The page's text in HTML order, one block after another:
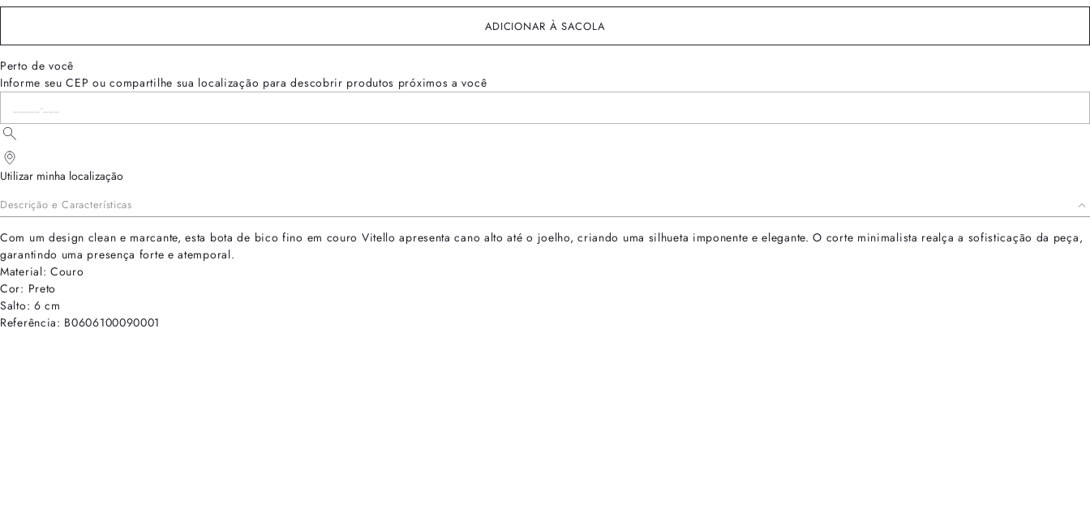
ADICIONAR À SACOLA
Perto de você
Informe seu CEP ou compartilhe sua localização para descobrir produtos próximos a você
Utilizar minha localização
Descrição e Características
Com um design clean e marcante, esta bota de bico fino em couro Vitello apresenta cano alto até o joelho, criando uma silhueta imponente e elegante. O corte minimalista realça a sofisticação da peça,
garantindo uma presença forte e atemporal.
Material: Couro
Cor: Preto
Salto: 6 cm
Referência: B0606100090001